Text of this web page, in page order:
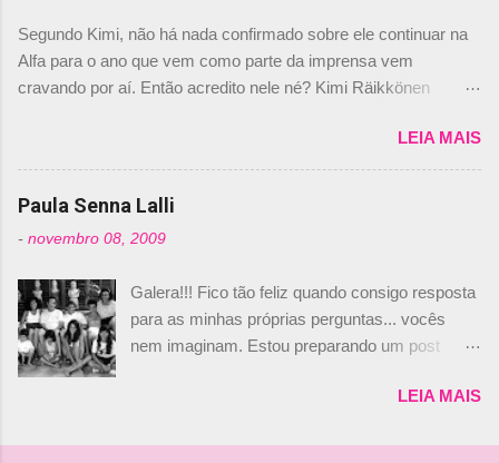
não será o companheiro de Bruno Senna em
2010. "Na verdade, nós recebemos uma oferta
de Piquet", admitiu Audetto. “Mas depois de ter
dois brasileiros”, explicou, dizendo ainda que
não tem nada contra o filho do tricampeão
Nelson Piquet. “Ele é um bom piloto, rápido e
experiente.” Audetto disse ainda que a suposta
não corresponde à realidade. “O suposto 15%
de investimento seria menor do que aquilo que
outros pilotos podem trazer: italianos, r...
Segundo Kimi, não há nada confirmado sobre ele continuar na
Alfa para o ano que vem como parte da imprensa vem
cravando por aí. Então acredito nele né? Kimi Räikkönen
truth but I’ve never had an option in my contract so that’s
should, pretty much, tell you that it’s not true." #Kimi7 #EifelGP
#AlfaRomeoRacing pic.twitter.com/77EDVn39Ia — Kimi
Romain falando sobre o fato do Iceman estar há tantos anos na
@RGrosjean ! #EifelGP 🇩🇪 #F1
pic.twitter.com/GSAu1LWnwW — Formula 1 (@F1) October 8,
2020 Beijinhos, Ludy
LEIA MAIS
Paula Senna Lalli
- novembro 08, 2009
Galera!!! Fico tão feliz quando consigo resposta
para as minhas próprias perguntas... vocês
nem imaginam. Estou preparando um post
nunca falei sobre ela, aqui no Octeto. No meio
LEIA MAIS